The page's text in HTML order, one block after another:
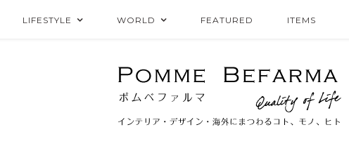
LIFESTYLE WORLD FEATURED ITEMS